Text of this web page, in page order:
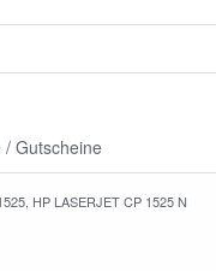
/ Gutscheine
HP LASERJET CP 1525 N